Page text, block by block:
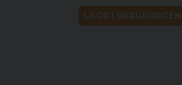
LÄGG I VARUKORGEN